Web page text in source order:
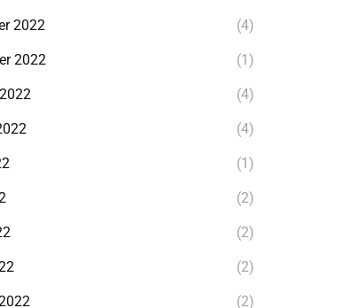
2022 (4)
2022 (1)
(4)
(4)
(1)
(2)
(2)
(2)
(2)